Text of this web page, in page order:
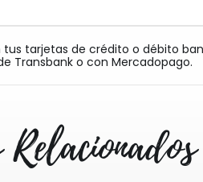
tus tarjetas de crédito o débito
Transbank o con Mercadopago.